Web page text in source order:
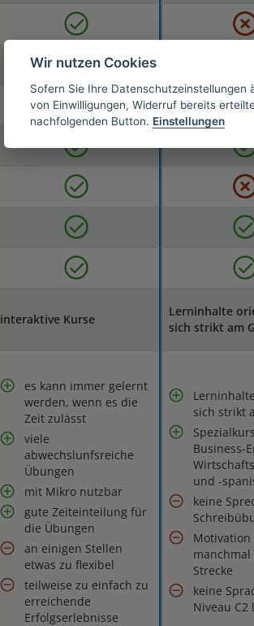
interaktive Kurse
Lerninhalte
sich strikt am
es kann immer gelernt
werden, wenn es die
Zeit zulässt
viele
abwechslunfsreiche
Übungen
mit Mikro nutzbar
gute Zeiteinteilung für
die Übungen
an einigen Stellen
etwas zu flexibel
teilweise zu einfach zu
erreichende
Erfolgserlebnisse
sich strikt
Business-
und -
keine
Strecke
keine
Niveau
Wir nutzen Cookies
Sofern Sie Ihre Datenschutzeinstellungen
von Einwilligungen, Widerruf bereits
nachfolgenden Button. Einstellungen